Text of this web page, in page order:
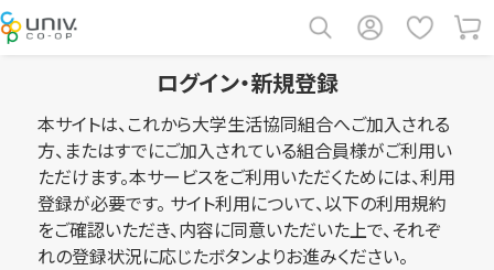
ログイン・新規登録
本サイトは、これから大学生活協同組合へご加入される
方、またはすでにご加入されている組合員様がご利用い
ただけます。本サービスをご利用いただくためには、利用
登録が必要です。 サイト利用について、以下の利用規約
をご確認いただき、内容に同意いただいた上で、それぞ
れの登録状況に応じたボタンよりお進みください。